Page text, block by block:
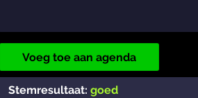
Voeg toe aan agenda
Stemresultaat: goed